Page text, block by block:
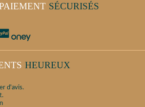
SÉCURISÉS
HEUREUX
d'avis.